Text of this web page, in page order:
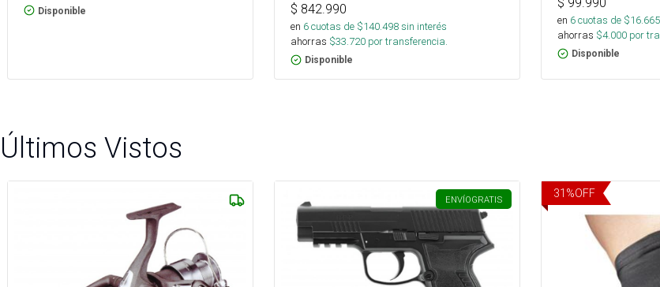
Disponible $ 842.990
en 6cuotas de $140.498sin interés
ahorras $33.720 por transferencia.
Disponible
$ 99.990
en 6cuotas de $16.665
ahorras $4.000 por
Disponible
Últimos Vistos
ENVÍOGRATIS 31 %OFF